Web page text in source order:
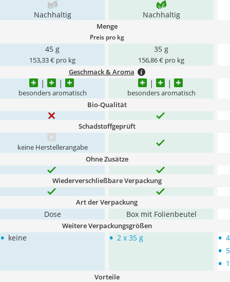
Nachhaltig Nachhaltig
Menge
Preis pro kg
45 g
153,33 € pro kg
35 g
156,86 € pro kg
Geschmack & Aroma
besonders aromatisch besonders aromatisch
Bio-Qualität
Schadstoffgeprüft
keine Herstellerangabe
Ohne Zusätze
Wiederverschließbare Verpackung
Art der Verpackung
Dose Box mit Folienbeutel
Weitere Verpackungsgrößen
• keine • 2 x 35 g •
•
•
Vorteile